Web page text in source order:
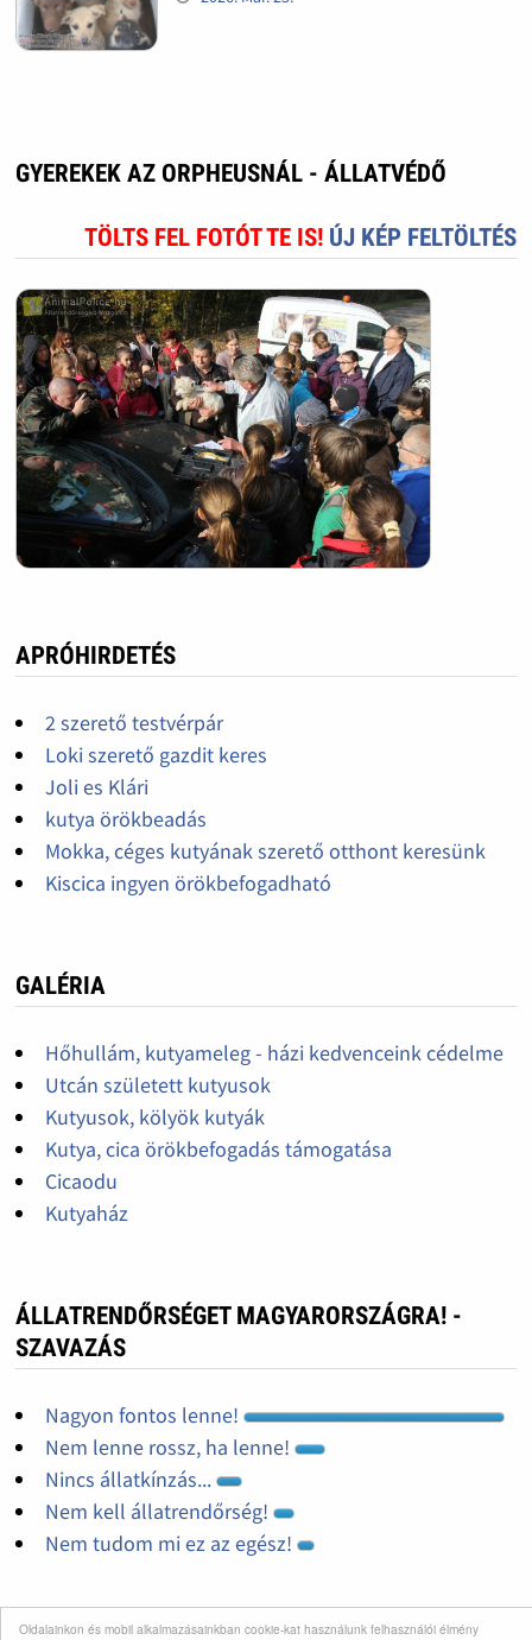
Oldalainkon és mobil alkalmazásainkban cookie-kat használunk felhasználói élmény
GYEREKEK AZ ORPHEUSNÁL - ÁLLATVÉDŐ
TÖLTS FEL FOTÓT TE IS! ÚJ KÉP FELTÖLTÉS
APRÓHIRDETÉS
2 szerető testvérpár
Loki szerető gazdit keres
Joli es Klári
kutya örökbeadás
Mokka, céges kutyának szerető otthont keresünk
Kiscica ingyen örökbefogadható
GALÉRIA
Hőhullám, kutyameleg - házi kedvenceink cédelme
Utcán született kutyusok
Kutyusok, kölyök kutyák
Kutya, cica örökbefogadás támogatása
Cicaodu
Kutyaház
ÁLLATRENDŐRSÉGET MAGYARORSZÁGRA! -
SZAVAZÁS
Nagyon fontos lenne!
Nem lenne rossz, ha lenne!
Nincs állatkínzás...
Nem kell állatrendőrség!
Nem tudom mi ez az egész!